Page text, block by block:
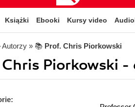
Książki Ebooki Kursy video
Autorzy » 📚 Prof. Chris Piorkowski
Piorkowski -